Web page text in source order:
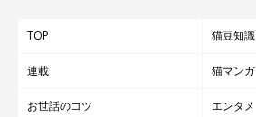
TOP 猫豆知識
連載 猫マンガ
お世話のコツ エンタメ